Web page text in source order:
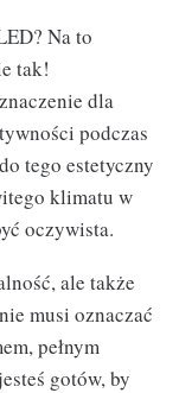
Na to
tak!
dla
podczas
tego estetyczny
klimatu w
oczywista.
ale także
musi oznaczać
pełnym
gotów, by